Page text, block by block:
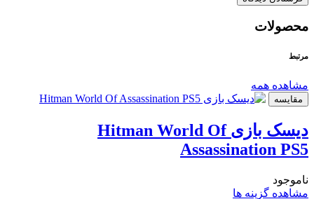
محصولات
مرتبط
مشاهده همه
مقایسه
دیسک بازی Hitman World Of
Assassination PS5
ناموجود
مشاهده گزینه ها